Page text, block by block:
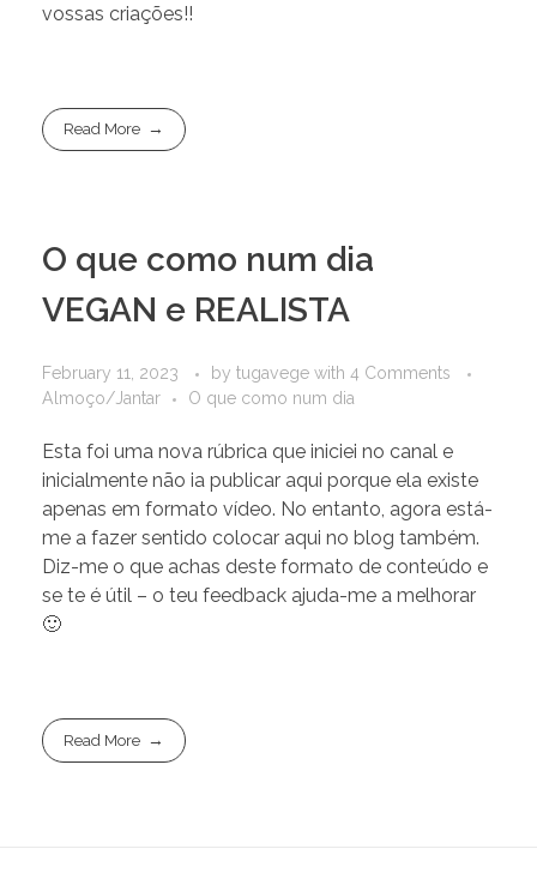
vossas criações!!
Read More
O que como num dia
VEGAN e REALISTA
February 11, 2023 by tugavege with 4 Comments
Almoço/Jantar
O que como num dia
Esta foi uma nova rúbrica que iniciei no canal e
inicialmente não ia publicar aqui porque ela existe
apenas em formato vídeo. No entanto, agora está-
me a fazer sentido colocar aqui no blog também.
Diz-me o que achas deste formato de conteúdo e
se te é útil – o teu feedback ajuda-me a melhorar
🙂
Read More